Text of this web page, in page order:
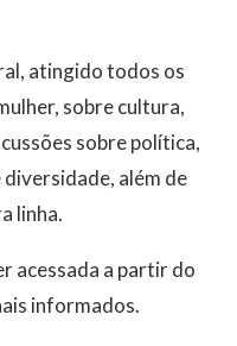
atingido todos os
sobre cultura,
sobre política,
além de
linha.
acessada a partir do
informados.